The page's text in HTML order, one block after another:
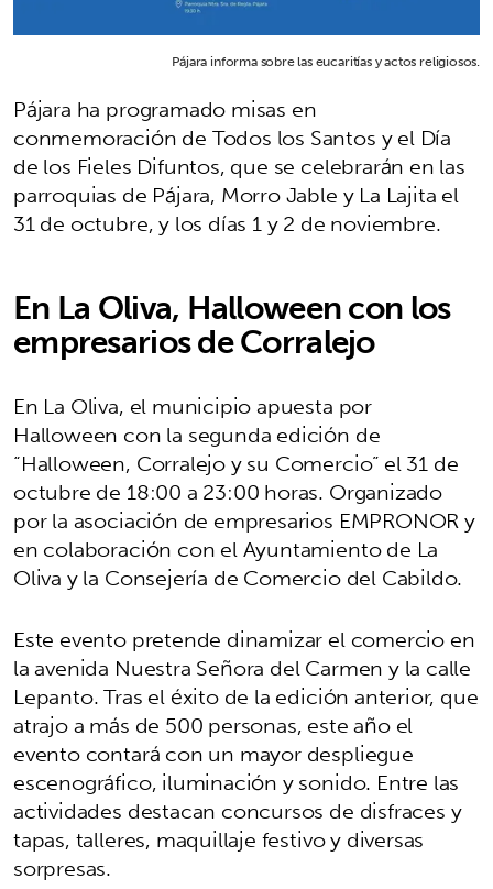
Pájara informa sobre las eucaritías y actos religiosos.
Pájara ha programado misas en
conmemoración de Todos los Santos y el Día
de los Fieles Difuntos, que se celebrarán en las
parroquias de Pájara, Morro Jable y La Lajita el
31 de octubre, y los días 1 y 2 de noviembre.
En La Oliva, Halloween con los
empresarios de Corralejo
En La Oliva, el municipio apuesta por
Halloween con la segunda edición de
“Halloween, Corralejo y su Comercio” el 31 de
octubre de 18:00 a 23:00 horas. Organizado
por la asociación de empresarios EMPRONOR y
en colaboración con el Ayuntamiento de La
Oliva y la Consejería de Comercio del Cabildo.
Este evento pretende dinamizar el comercio en
la avenida Nuestra Señora del Carmen y la calle
Lepanto. Tras el éxito de la edición anterior, que
atrajo a más de 500 personas, este año el
evento contará con un mayor despliegue
escenográfico, iluminación y sonido. Entre las
actividades destacan concursos de disfraces y
tapas, talleres, maquillaje festivo y diversas
sorpresas.